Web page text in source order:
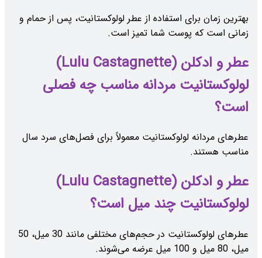
بهترین زمان برای استفاده از عطر لولوکستانیت، پس از حمام و
زمانی است که پوست شما تمیز است.
عطر و ادکلن (Lulu Castagnette)
لولوکستانیت مردانه مناسب چه فصلی
است؟
عطرهای مردانه لولوکستانیت معمولاً برای فصل‌های سرد سال
مناسب هستند.
عطر و ادکلن (Lulu Castagnette)
لولوکستانیت چند میل است؟
عطرهای لولوکستانیت در حجم‌های مختلفی مانند 30 میل، 50
میل، 80 میل و 100 میل عرضه می‌شوند.